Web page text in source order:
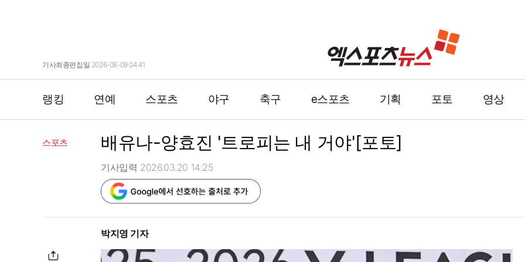
기사최종편집일 2026-08-09 04:41
랭킹 연예 스포츠 야구 축구 e스포츠 기획 포토 영상
스포츠 배유나-양효진 '트로피는 내 거야'[포토]
기사입력 2026.03.20 14:25
박지영 기자